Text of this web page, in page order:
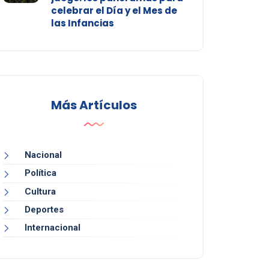
celebrar el Día y el Mes de
las Infancias
Más Artículos
Nacional
Política
Cultura
Deportes
Internacional